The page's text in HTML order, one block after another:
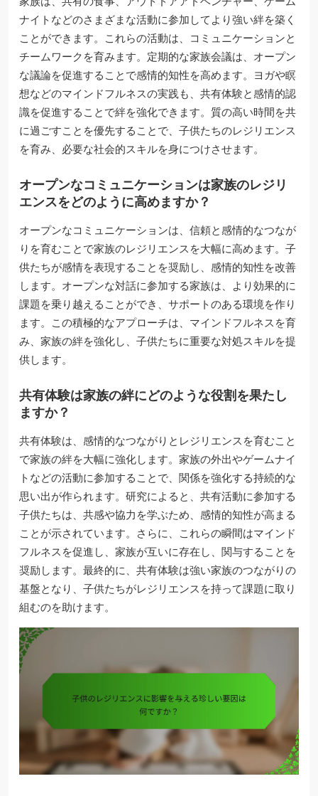
ナイトなどのさまざまな活動に参加してより強い絆を築く
ことができます。これらの活動は、コミュニケーションと
チームワークを育みます。定期的な家族会議は、オープン
な議論を促進することで感情的知性を高めます。ヨガや瞑
想などのマインドフルネスの実践も、共有体験と感情的認
識を促進することで絆を強化できます。質の高い時間を共
に過ごすことを優先することで、子供たちのレジリエンス
を育み、必要な社会的スキルを身につけさせます。
オープンなコミュニケーションは家族のレジリ
エンスをどのように高めますか？
オープンなコミュニケーションは、信頼と感情的なつなが
りを育むことで家族のレジリエンスを大幅に高めます。子
供たちが感情を表現することを奨励し、感情的知性を改善
します。オープンな対話に参加する家族は、より効果的に
課題を乗り越えることができ、サポートのある環境を作り
ます。この積極的なアプローチは、マインドフルネスを育
み、家族の絆を強化し、子供たちに重要な対処スキルを提
供します。
共有体験は家族の絆にどのような役割を果たし
ますか？
共有体験は、感情的なつながりとレジリエンスを育むこと
で家族の絆を大幅に強化します。家族の外出やゲームナイ
トなどの活動に参加することで、関係を強化する持続的な
思い出が作られます。研究によると、共有活動に参加する
子供たちは、共感や協力を学ぶため、感情的知性が高まる
ことが示されています。さらに、これらの瞬間はマインド
フルネスを促進し、家族が互いに存在し、関与することを
奨励します。最終的に、共有体験は強い家族のつながりの
基盤となり、子供たちがレジリエンスを持って課題に取り
組むのを助けます。